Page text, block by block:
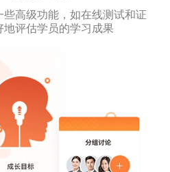
高级功能，如在线测试和证
评估学员的学习成果